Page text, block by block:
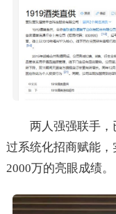
两人强强联手
过系统化招商赋能
2000万的亮眼成绩。